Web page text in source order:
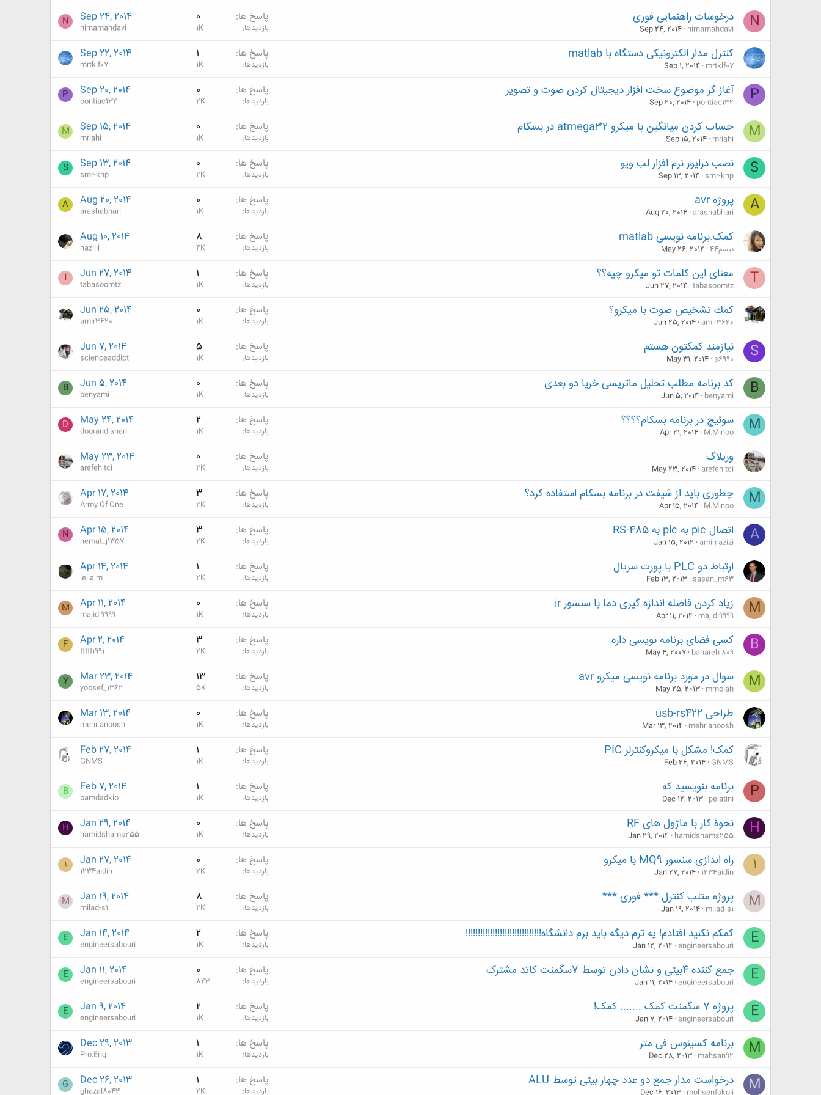
N درخوسات راهنمایی فوری
nimamahdavi
Sep 24, 2014
پاسخ ها 0
بازدیدها 1K
Sep 24, 2014
nimamahdavi
N
کنترل مدار الکترونیکی دستگاه با matlab
mrtklf07
Sep 1, 2014
پاسخ ها 1
بازدیدها 1K
Sep 22, 2014
mrtklf07
P آغاز گر موضوع سخت افزار دیجیتال کردن صوت و تصویر
pontiac132
Sep 20, 2014
پاسخ ها 0
بازدیدها 2K
Sep 20, 2014
pontiac132
P
M حساب کردن میانگین با میکرو atmega32 در بسکام
mriahi
Sep 15, 2014
پاسخ ها 0
بازدیدها 1K
Sep 15, 2014
mriahi
M
S نصب درایور نرم افزار لب ویو
smr-khp
Sep 13, 2014
پاسخ ها 0
بازدیدها 2K
Sep 13, 2014
smr-khp
S
A پروژه avr
arashabhari
Aug 20, 2014
پاسخ ها 0
بازدیدها 1K
Aug 20, 2014
arashabhari
A
کمک.برنامه نویسی matlab
تبسم44 May 26, 2012
پاسخ ها 8
بازدیدها 4K
Aug 10, 2014
nazliii
T معنای این کلمات تو میکرو چیه؟؟
tabasoomtz
Jun 27, 2014
پاسخ ها 1
بازدیدها 1K
Jun 27, 2014
tabasoomtz
T
كمك تشخيص صوت با ميكرو؟
amir3620
Jun 25, 2014
پاسخ ها 0
بازدیدها 1K
Jun 25, 2014
amir3620
S نیازمند کمکتون هستم
s6990
May 31, 2014
پاسخ ها 5
بازدیدها 1K
Jun 7, 2014
scienceaddict
B کد برنامه مطلب تحلیل ماتریسی خرپا دو بعدی
benyami
Jun 5, 2014
پاسخ ها 0
بازدیدها 1K
Jun 5, 2014
benyami
B
M سوئیچ در برنامه بسکام؟؟؟؟
M.Minoo
Apr 21, 2014
پاسخ ها 2
بازدیدها 1K
May 24, 2014
doorandishan
D
وریلاگ
arefeh tci
May 23, 2014
پاسخ ها 0
بازدیدها 2K
May 23, 2014
arefeh tci
M چطوری باید از شیفت در برنامه بسکام استفاده کرد؟
M.Minoo
Apr 15, 2014
پاسخ ها 3
بازدیدها 2K
Apr 17, 2014
Army Of One
A اتصال pic به plc به RS-485
amin azizi
Jan 15, 2012
پاسخ ها 3
بازدیدها 2K
Apr 15, 2014
nemat_j1357
N
ارتباط دو PLC با پورت سریال
sasan_m63
Feb 13, 2013
پاسخ ها 1
بازدیدها 2K
Apr 14, 2014
leila.m
M زیاد کردن فاصله اندازه گیری دما با سنسور ir
majidi9999
Apr 11, 2014
پاسخ ها 0
بازدیدها 1K
Apr 11, 2014
majidi9999
M
B کسی فضای برنامه نویسی داره
bahareh 809
May 4, 2007
پاسخ ها 3
بازدیدها 2K
Apr 2, 2014
fffff1991
F
M سوال در مورد برنامه نویسی میکرو avr
mmolah
May 25, 2013
پاسخ ها 13
بازدیدها 5K
Mar 23, 2014
yoosef_1362
Y
طراحی usb-rs422
mehr anoosh
Mar 13, 2014
پاسخ ها 0
بازدیدها 1K
Mar 13, 2014
mehr anoosh
کمک! مشکل با میکروکنترلر PIC
GNMS
Feb 26, 2014
پاسخ ها 1
بازدیدها 1K
Feb 27, 2014
GNMS
P برنامه بنویسید که
pelatini
Dec 12, 2013
پاسخ ها 1
بازدیدها 1K
Feb 7, 2014
bamdadkio
B
H نحوۀ کار با ماژول های RF
hamidshams255
Jan 29, 2014
پاسخ ها 0
بازدیدها 1K
Jan 29, 2014
hamidshams255
H
1 راه اندازی سنسور MQ9 با میکرو
1234aidin
Jan 27, 2014
پاسخ ها 0
بازدیدها 2K
Jan 27, 2014
1234aidin
1
M پروژه متلب کنترل *** فوری ***
milad-s1
Jan 19, 2014
پاسخ ها 8
بازدیدها 2K
Jan 19, 2014
milad-s1
M
E کمکم نکنید افتادم! یه ترم دیگه باید برم دانشگاه!!!!!!!!!!!!!!!!!!!!!!!!!!!!!!!
engineersabouri
Jan 12, 2014
پاسخ ها 2
بازدیدها 1K
Jan 14, 2014
engineersabouri
E
E جمع کننده 4بیتی و نشان دادن توسط 7سگمنت کاتد مشترک
engineersabouri
Jan 11, 2014
پاسخ ها 0
بازدیدها 823
Jan 11, 2014
engineersabouri
E
E پروژه 7 سگمنت کمک ....... کمک!
engineersabouri
Jan 7, 2014
پاسخ ها 2
بازدیدها 1K
Jan 9, 2014
engineersabouri
E
M برنامه کسینوس فی متر
mahsan92
Dec 28, 2013
پاسخ ها 1
بازدیدها 1K
Dec 29, 2013
Pro.Eng
M درخواست مدار جمع دو عدد چهار بیتی توسط ALU
mohsenfokoli
Dec 16, 2013
پاسخ ها 1
بازدیدها 2K
Dec 26, 2013
ghazal8043
G